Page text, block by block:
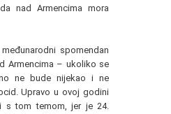
nad Armencima mora
spomendan
Armencima – ukoliko se
ne bude nijekao i ne
Upravo u ovoj godini
s tom temom, jer je 24.